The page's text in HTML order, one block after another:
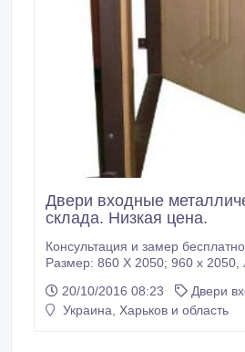
Двери входные
склада. Низкая цена.
Консультация и замер
Размер: 860 Х 2050; 960 х 2050, левые и правые.
2500грн. до 3500грн. Премиум от
9000грн. доставка по городу 100грн. монтаж по
20/10/2016 08:23
Двери
Украина, Харьков и область